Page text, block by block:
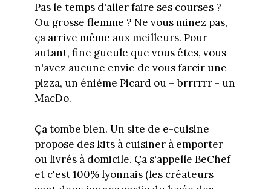
Pas le temps d'aller faire ses courses ?
Ou grosse flemme ? Ne vous minez pas,
ça arrive même aux meilleurs. Pour
autant, fine gueule que vous êtes, vous
n'avez aucune envie de vous farcir une
pizza, un énième Picard ou – brrrrrr - un
MacDo.
Ça tombe bien. Un site de e-cuisine
propose des kits à cuisiner à emporter
ou livrés à domicile. Ça s'appelle BeChef
et c'est 100% lyonnais (les créateurs